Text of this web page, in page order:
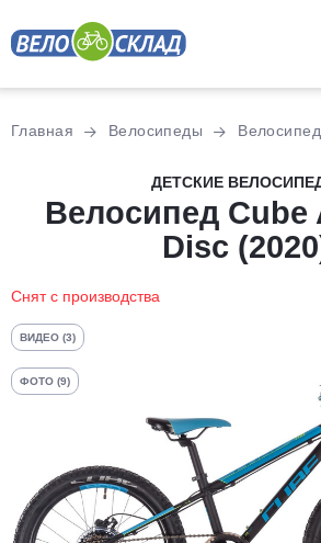
Главная Велосипеды
ДЕТСКИЕ
Велосипед Cube
Disc
Снят с производства
ВИДЕО (3)
ФОТО (9)
Разбейте
оплатуна части
без переплат
График платежей
Добавляйте товары